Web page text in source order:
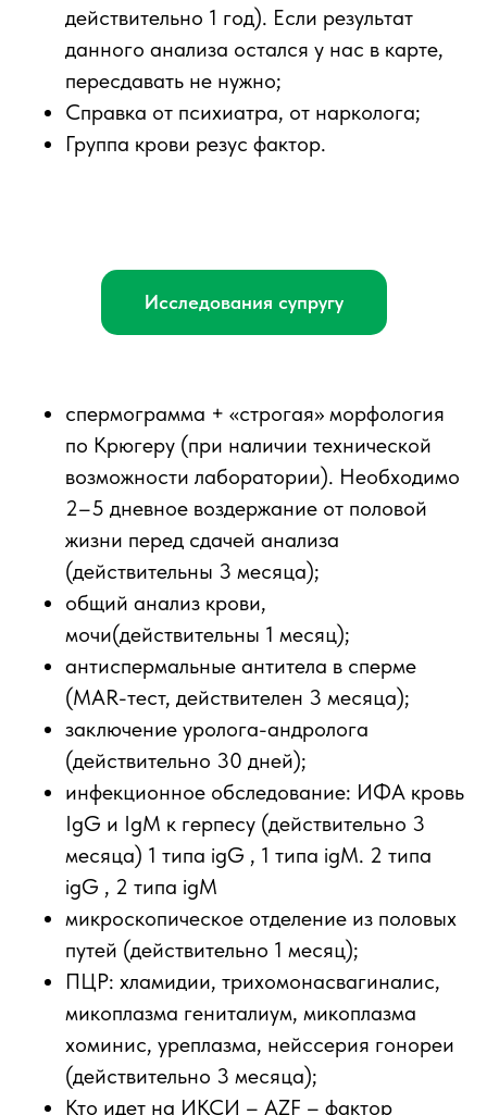
действительно 1 год). Если результат
данного анализа остался у нас в карте,
пересдавать не нужно;
Справка от психиатра, от нарколога;
Группа крови резус фактор.
Исследования супругу
спермограмма + «строгая» морфология
по Крюгеру (при наличии технической
возможности лаборатории). Необходимо
2–5 дневное воздержание от половой
жизни перед сдачей анализа
(действительны 3 месяца);
общий анализ крови,
мочи(действительны 1 месяц);
антиспермальные антитела в сперме
(MAR-тест, действителен 3 месяца);
заключение уролога-андролога
(действительно 30 дней);
инфекционное обследование: ИФА кровь
IgG и IgM к герпесу (действительно 3
месяца) 1 типа igG , 1 типа igM. 2 типа
igG , 2 типа igM
микроскопическое отделение из половых
путей (действительно 1 месяц);
ПЦР: хламидии, трихомонасвагиналис,
микоплазма гениталиум, микоплазма
хоминис, уреплазма, нейссерия гонореи
(действительно 3 месяца);
Кто идет на ИКСИ – AZF – фактор